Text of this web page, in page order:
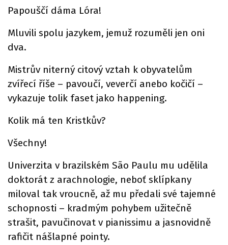
Papouščí dáma Lóra!
Mluvili spolu jazykem, jemuž rozuměli jen oni
dva.
Mistrův niterný citový vztah k obyvatelům
zvířecí říše – pavoučí, veverčí anebo kočičí –
vykazuje tolik faset jako happening.
Kolik má ten Kristkův?
Všechny!
Univerzita v brazilském São Paulu mu udělila
doktorát z arachnologie, neboť sklípkany
miloval tak vroucně, až mu předali své tajemné
schopnosti – kradmým pohybem užitečně
strašit, pavučinovat v pianissimu a jasnovidně
rafičit nášlapné pointy.